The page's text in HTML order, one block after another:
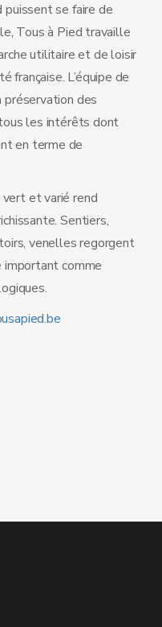
se faire de
Tous à Pied travaille
utilitaire et de loisir
française. L’équipe de
préservation des
les intérêts dont
en terme de
vert et varié rend
Sentiers,
venelles regorgent
comme